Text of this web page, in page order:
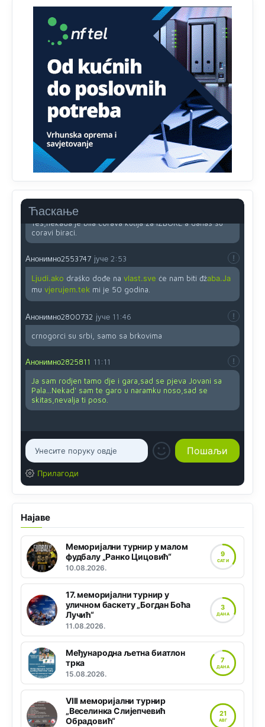
Ћаскање
Najveći dio populacije starije od 65 godina uopšte ne
koristi internet, niti ima pristup računarima
Анонимно2818605 јуче
11:45
Uvođenje pravila da se umjesto dosadašnjeg znaka "X"
(krstića) kružić ispred kandidata mora u potpunosti
obojiti (popuniti) uvedeno je isključivo zbog tehničkih
zahtjeva optičkih skenera.
Анонимно2818605 јуче 11:45
Ovo pravilo jeste unijelo opravdan strah, posebno kada
su u pitanju starije osobe, osobe sa slabijim vidom ili
Yes,nekada je bila corava kutija za IZBORE a danas su
coravi biraci.
Анонимно2553747 јуче 2:53
Ljudi.ako draško dođe na vlast.sve će nam biti đžaba.Ja
mu vjerujem.tek mi je 50 godina.
Анонимно2800732 јуче 11:46
crnogorci su srbi, samo sa brkovima
Анонимно2825811 11:11
Ja sam rodjen tamo dje i gara,sad se pjeva Jovani sa
Pala...Nekad' sam te garo u naramku noso,sad se
skitas,nevalja ti poso.
Прилагоди
Најаве
Меморијални турнир у малом
фудбалу „Ранко Цицовић“
10.08.2026.
9
САТИ
17. меморијални турнир у
уличном баскету „Богдан Боћа
Лучић“
11.08.2026.
3
ДАНА
Међународна љетна биатлон
трка
15.08.2026.
7
ДАНА
VIII меморијални турнир
„Веселинка Слијепчевић
Обрадовић“
21
АВГ